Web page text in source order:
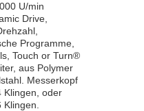
U/min
Drive,
Programme,
Touch or Turn®
aus Polymer
Messerkopf
Klingen, oder
Klingen.